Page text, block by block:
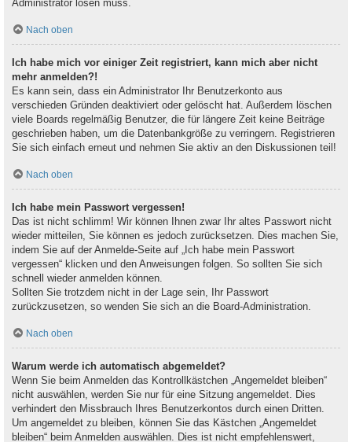
Administrator lösen muss.
Nach oben
Ich habe mich vor einiger Zeit registriert, kann mich aber nicht
mehr anmelden?!
Es kann sein, dass ein Administrator Ihr Benutzerkonto aus
verschieden Gründen deaktiviert oder gelöscht hat. Außerdem löschen
viele Boards regelmäßig Benutzer, die für längere Zeit keine Beiträge
geschrieben haben, um die Datenbankgröße zu verringern. Registrieren
Sie sich einfach erneut und nehmen Sie aktiv an den Diskussionen teil!
Nach oben
Ich habe mein Passwort vergessen!
Das ist nicht schlimm! Wir können Ihnen zwar Ihr altes Passwort nicht
wieder mitteilen, Sie können es jedoch zurücksetzen. Dies machen Sie,
indem Sie auf der Anmelde-Seite auf „Ich habe mein Passwort
vergessen“ klicken und den Anweisungen folgen. So sollten Sie sich
schnell wieder anmelden können.
Sollten Sie trotzdem nicht in der Lage sein, Ihr Passwort
zurückzusetzen, so wenden Sie sich an die Board-Administration.
Nach oben
Warum werde ich automatisch abgemeldet?
Wenn Sie beim Anmelden das Kontrollkästchen „Angemeldet bleiben“
nicht auswählen, werden Sie nur für eine Sitzung angemeldet. Dies
verhindert den Missbrauch Ihres Benutzerkontos durch einen Dritten.
Um angemeldet zu bleiben, können Sie das Kästchen „Angemeldet
bleiben“ beim Anmelden auswählen. Dies ist nicht empfehlenswert,